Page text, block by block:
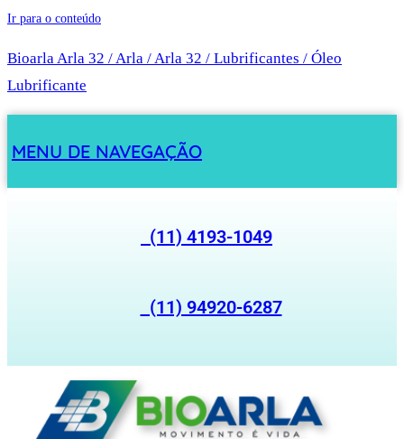
Ir para o conteúdo
Bioarla Arla 32 / Arla / Arla 32 / Lubrificantes / Óleo
Lubrificante
MENU DE NAVEGAÇÃO
(11) 4193-1049
(11) 94920-6287